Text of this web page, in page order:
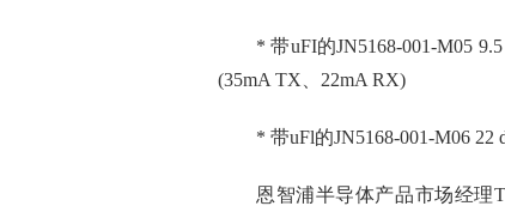
* 带uFI的JN5168-001-M05
(35mA TX、22mA RX)
* 带uFl的JN5168-001-M06
恩智浦半导体产品市场经理